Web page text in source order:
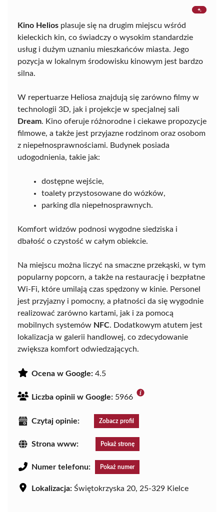
Kino Helios plasuje się na drugim miejscu wśród
kieleckich kin, co świadczy o wysokim standardzie
usług i dużym uznaniu mieszkańców miasta. Jego
pozycja w lokalnym środowisku kinowym jest bardzo
silna.
W repertuarze Heliosa znajdują się zarówno filmy w
technologii 3D, jak i projekcje w specjalnej sali
Dream. Kino oferuje różnorodne i ciekawe propozycje
filmowe, a także jest przyjazne rodzinom oraz osobom
z niepełnosprawnościami. Budynek posiada
udogodnienia, takie jak:
dostępne wejście,
toalety przystosowane do wózków,
parking dla niepełnosprawnych.
Komfort widzów podnosi wygodne siedziska i
dbałość o czystość w całym obiekcie.
Na miejscu można liczyć na smaczne przekąski, w tym
popularny popcorn, a także na restaurację i bezpłatne
Wi-Fi, które umilają czas spędzony w kinie. Personel
jest przyjazny i pomocny, a płatności da się wygodnie
realizować zarówno kartami, jak i za pomocą
mobilnych systemów NFC. Dodatkowym atutem jest
lokalizacja w galerii handlowej, co zdecydowanie
zwiększa komfort odwiedzających.
Ocena w Google: 4.5
Liczba opinii w Google: 5966
Czytaj opinie: Zobacz profil
Strona www: Pokaż stronę
Numer telefonu: Pokaż numer
Lokalizacja: Świętokrzyska 20, 25-329 Kielce